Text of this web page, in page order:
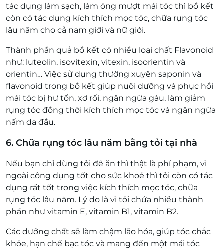
tác dụng làm sạch, làm óng mượt mái tóc thì bồ kết
còn có tác dụng kích thích mọc tóc, chữa rụng tóc
lâu năm cho cả nam giới và nữ giới.
Thành phần quả bồ kết có nhiều loại chất Flavonoid
như: luteolin, isovitexin, vitexin, isoorientin và
orientin… Việc sử dụng thường xuyên saponin và
flavonoid trong bồ kết giúp nuôi dưỡng và phục hồi
mái tóc bị hư tổn, xơ rối, ngăn ngừa gàu, làm giảm
rụng tóc đồng thời kích thích mọc tóc và ngăn ngừa
nấm da đầu.
6. Chữa rụng tóc lâu năm bằng tỏi tại nhà
Nếu bạn chỉ dùng tỏi để ăn thì thật là phí phạm, vì
ngoài công dụng tốt cho sức khoẻ thì tỏi còn có tác
dụng rất tốt trong việc kích thích mọc tóc, chữa
rụng tóc lâu năm. Lý do là vì tỏi chứa nhiều thành
phần như vitamin E, vitamin B1, vitamin B2.
Các dưỡng chất sẽ làm chậm lão hóa, giúp tóc chắc
khỏe, hạn chế bạc tóc và mang đến một mái tóc